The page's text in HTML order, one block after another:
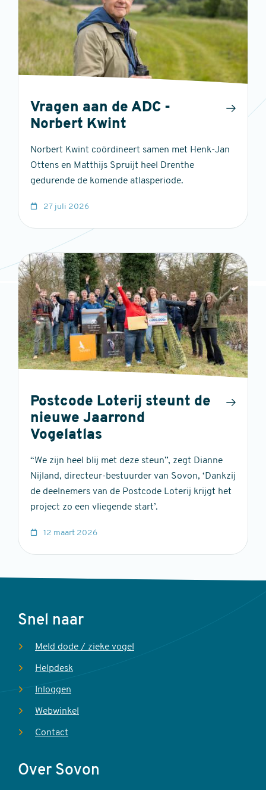
Vragen aan de ADC -
Norbert Kwint
Norbert Kwint coördineert samen met Henk-Jan
Ottens en Matthijs Spruijt heel Drenthe
gedurende de komende atlasperiode.
27 juli 2026
Postcode Loterij steunt de
nieuwe Jaarrond
Vogelatlas
“We zijn heel blij met deze steun”, zegt Dianne
Nijland, directeur-bestuurder van Sovon, ‘Dankzij
de deelnemers van de Postcode Loterij krijgt het
project zo een vliegende start’.
12 maart 2026
Voet
Snel naar
Meld dode / zieke vogel
Helpdesk
Inloggen
Webwinkel
Contact
Over Sovon